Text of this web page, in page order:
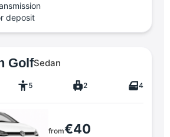
deposit
GolfSedan
5 2 4
from€40